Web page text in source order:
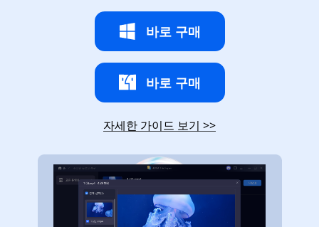
바로 구매
바로 구매
자세한 가이드 보기 >>